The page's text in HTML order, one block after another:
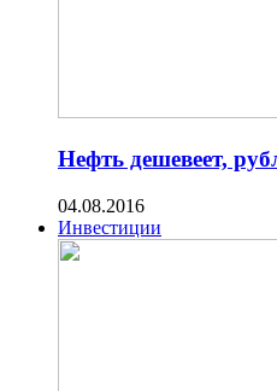
Нефть дешевеет,
04.08.2016
Инвестиции